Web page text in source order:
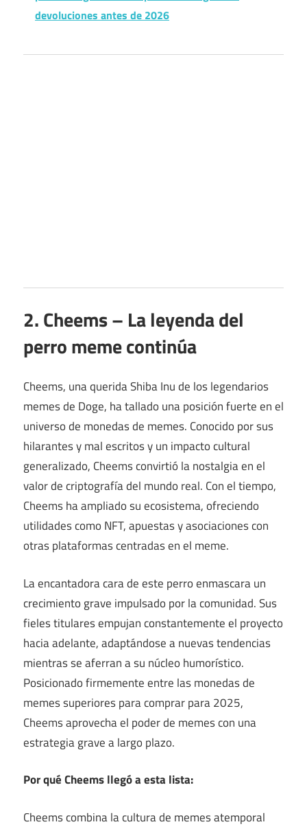
devoluciones antes de 2026
2. Cheems – La leyenda del
perro meme continúa
Cheems, una querida Shiba Inu de los legendarios
memes de Doge, ha tallado una posición fuerte en el
universo de monedas de memes. Conocido por sus
hilarantes y mal escritos y un impacto cultural
generalizado, Cheems convirtió la nostalgia en el
valor de criptografía del mundo real. Con el tiempo,
Cheems ha ampliado su ecosistema, ofreciendo
utilidades como NFT, apuestas y asociaciones con
otras plataformas centradas en el meme.
La encantadora cara de este perro enmascara un
crecimiento grave impulsado por la comunidad. Sus
fieles titulares empujan constantemente el proyecto
hacia adelante, adaptándose a nuevas tendencias
mientras se aferran a su núcleo humorístico.
Posicionado firmemente entre las monedas de
memes superiores para comprar para 2025,
Cheems aprovecha el poder de memes con una
estrategia grave a largo plazo.
Por qué Cheems llegó a esta lista:
Cheems combina la cultura de memes atemporal